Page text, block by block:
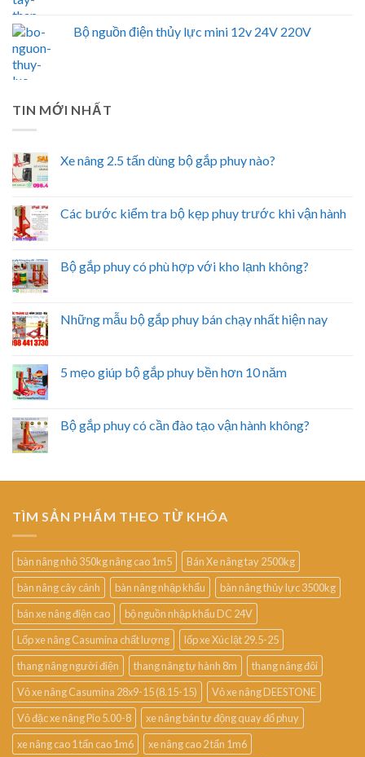
Bộ nguồn điện thủy lực mini 12v 24V 220V
TIN MỚI NHẤT
Xe nâng 2.5 tấn dùng bộ gắp phuy nào?
Các bước kiểm tra bộ kẹp phuy trước khi vận hành
Bộ gắp phuy có phù hợp với kho lạnh không?
Những mẫu bộ gắp phuy bán chạy nhất hiện nay
5 mẹo giúp bộ gắp phuy bền hơn 10 năm
Bộ gắp phuy có cần đào tạo vận hành không?
TÌM SẢN PHẨM THEO TỪ KHÓA
bàn nâng nhỏ 350kg nâng cao 1m5
Bán Xe nâng tay 2500kg
bàn nâng cây cảnh
bàn nâng nhập khẩu
bàn nâng thủy lực 3500kg
bán xe nâng điện cao
bộ nguồn nhập khẩu DC 24V
Lốp xe nâng Casumina chất lượng
lốp xe Xúc lật 29.5-25
thang nâng người điện
thang nâng tự hành 8m
thang nâng đôi
Vỏ xe nâng Casumina 28x9-15 (8.15-15)
Vỏ xe nâng DEESTONE
Vỏ đặc xe nâng Pio 5.00-8
xe nâng bán tự động quay đổ phuy
xe nâng cao 1 tấn cao 1m6
xe nâng cao 2 tấn 1m6